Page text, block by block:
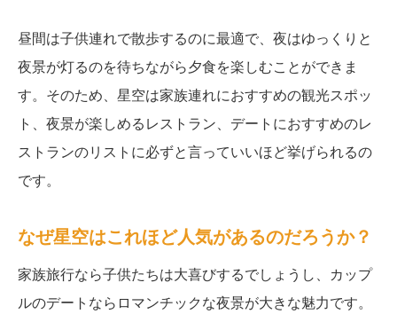
昼間は子供連れで散歩するのに最適で、夜はゆっくりと
夜景が灯るのを待ちながら夕食を楽しむことができま
す。そのため、星空は家族連れにおすすめの観光スポッ
ト、夜景が楽しめるレストラン、デートにおすすめのレ
ストランのリストに必ずと言っていいほど挙げられるの
です。
なぜ星空はこれほど人気があるのだろうか？
家族旅行なら子供たちは大喜びするでしょうし、カップ
ルのデートならロマンチックな夜景が大きな魅力です。